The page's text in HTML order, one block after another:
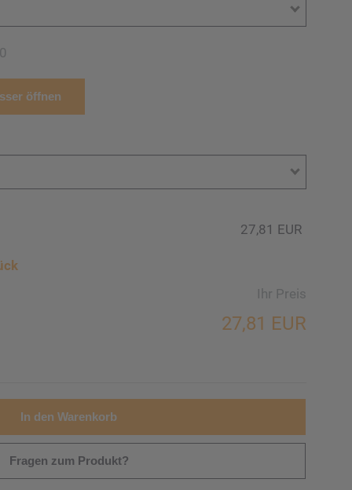
öffnen
27,81 EUR
Ihr Preis
27,81 EUR
In den Warenkorb
Fragen zum Produkt?